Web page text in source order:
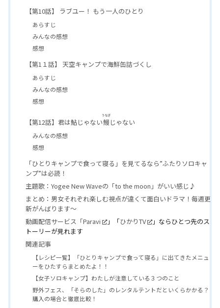
【第10話】 ラブユー！ もう一人のひとり
あらすじ
みんなの感想
感想
【第1１話】 天空キャンプで海鮮缶詰づくし
あらすじ
みんなの感想
感想
【第12話】君は鮎じゃない鰻
うなぎ
じゃない
みんなの感想
感想
「ひとりキャンプで食って寝る」を見てるなら”ふたりソロキャ
ンプ”は必読！
主題歌：Yogee New Waveの「to the moon」がいい感じ♪
まとめ：男女それぞれ楽しむ視点が違くて面白いドラマ！毎週更
新がんばります〜
動画配信サービス「Paravi 」「ひかりTV
」ならひとつ先のス
トーリーが見れます
関連記事
【レシピ一覧】「ひとりキャンプで食って寝る」に出てきたメニュ
ーをひたすらまとめたよ！！
【女子ソロキャンプ】わたしが注意している３つのこと
野外フェス、「そらのした」のレンタルテントだといくらかかる？
購入の場合と徹底比較！